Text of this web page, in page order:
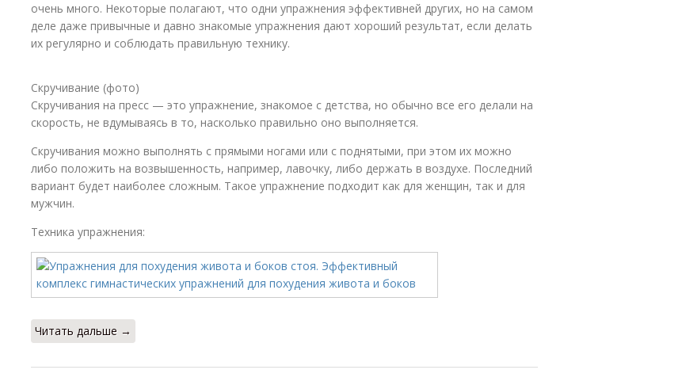
очень много. Некоторые полагают, что одни упражнения эффективней других, но на самом
деле даже привычные и давно знакомые упражнения дают хороший результат, если делать
их регулярно и соблюдать правильную технику.
Скручивание (фото)
Скручивания на пресс — это упражнение, знакомое с детства, но обычно все его делали на
скорость, не вдумываясь в то, насколько правильно оно выполняется.
Скручивания можно выполнять с прямыми ногами или с поднятыми, при этом их можно
либо положить на возвышенность, например, лавочку, либо держать в воздухе. Последний
вариант будет наиболее сложным. Такое упражнение подходит как для женщин, так и для
мужчин.
Техника упражнения:
Читать дальше →